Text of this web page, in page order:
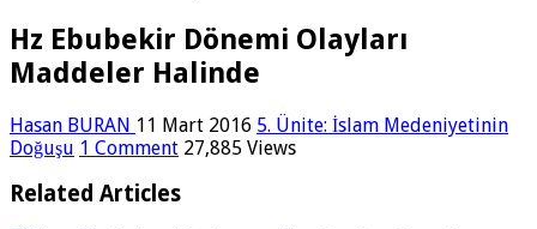
Hz Ebubekir Dönemi Olayları
Maddeler Halinde
Hasan BURAN 11 Mart 2016 5. Ünite: İslam Medeniyetinin
Doğuşu 1 Comment 27,885 Views
Related Articles